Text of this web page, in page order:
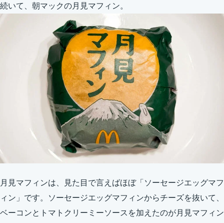
続いて、朝マックの月見マフィン。
月見マフィンは、見た目で言えばほぼ「ソーセージエッグマフ
ィン」です。ソーセージエッグマフィンからチーズを抜いて、
ベーコンとトマトクリーミーソースを加えたのが月見マフィン